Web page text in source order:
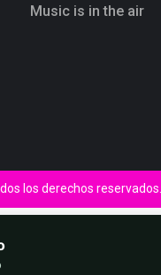
Music is in the air
los derechos reservados.